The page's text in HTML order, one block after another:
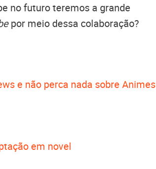
no futuro teremos a grande
por meio dessa colaboração?
e não perca nada sobre Animes
em novel